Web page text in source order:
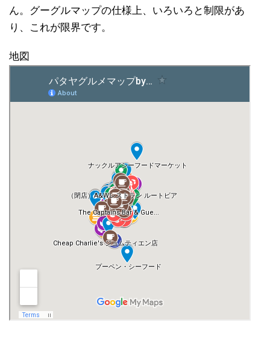
ん。グーグルマップの仕様上、いろいろと制限があ
り、これが限界です。
地図